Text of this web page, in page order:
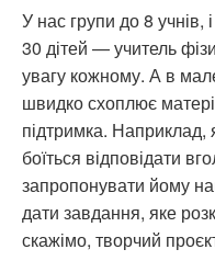
У нас групи до 8 учнів,
30 дітей — учитель
увагу кожному. А в
швидко схоплює
підтримка. Наприклад,
боїться відповідати
запропонувати йому
дати завдання, яке
скажімо, творчий